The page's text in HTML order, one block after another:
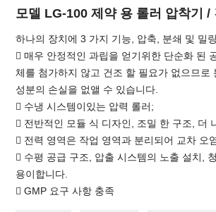
모델 LG-100 제약 용 롤러 압착기 /
하나의 장치에 3 가지 기능, 압축, 분쇄 및 밀
 매우 안정적인 과립을 얻기위한 단순화 된
체를 첨가하지 않고 건조 할 필요가 없으므로
성분의 손실을 없앨 수 있습니다.
 수냉 시스템이있는 압력 롤러;
 전반적인 모듈 식 디자인, 조밀 한 구조, 더
 전력 영역은 작업 영역과 분리되어 교차 오
 수평 공급 구조, 압출 시스템의 노출 설치,
용이합니다.
 GMP 요구 사항 충족